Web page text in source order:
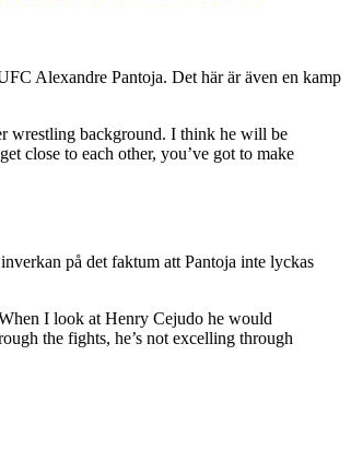
Alexandre Pantoja. Det här är även en kamp
wrestling background. I think he will be
close to each other, you’ve got to make
på det faktum att Pantoja inte lyckas
I look at Henry Cejudo he would
the fights, he’s not excelling through